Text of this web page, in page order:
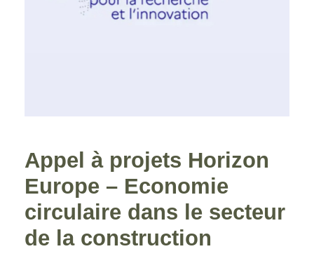
Appel à projets Horizon
Europe – Economie
circulaire dans le secteur
de la construction